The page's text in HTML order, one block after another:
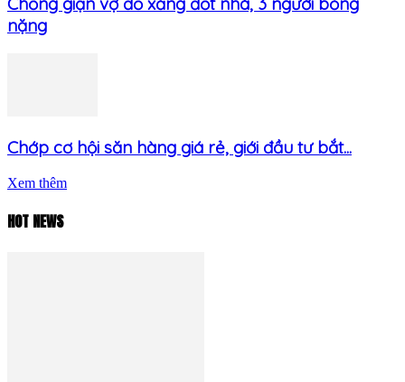
nặng
Chớp cơ hội săn hàng giá rẻ, giới đầu tư bắt...
Xem thêm
HOT NEWS